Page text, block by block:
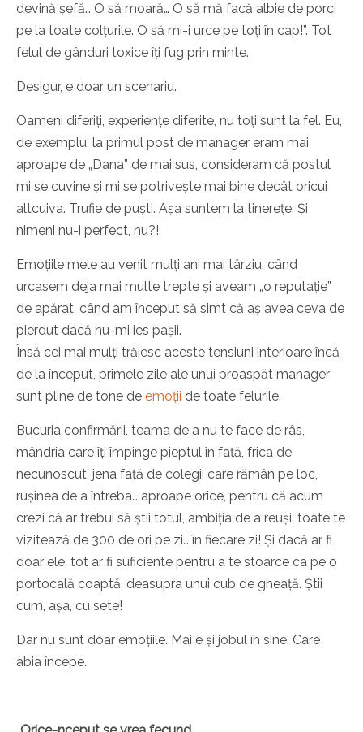
devină șefă… O să moară… O să mă facă albie de porci
pe la toate colțurile. O să mi-i urce pe toți în cap!”. Tot
felul de gânduri toxice îți fug prin minte.
Desigur, e doar un scenariu.
Oameni diferiți, experiențe diferite, nu toți sunt la fel. Eu,
de exemplu, la primul post de manager eram mai
aproape de „Dana” de mai sus, consideram că postul
mi se cuvine și mi se potrivește mai bine decât oricui
altcuiva. Trufie de puști. Așa suntem la tinerețe. Și
nimeni nu-i perfect, nu?!
Emoțiile mele au venit mulți ani mai târziu, când
urcasem deja mai multe trepte și aveam „o reputație”
de apărat, când am început să simt că aș avea ceva de
pierdut dacă nu-mi ies pașii.
Însă cei mai mulți trăiesc aceste tensiuni interioare încă
de la început, primele zile ale unui proaspăt manager
sunt pline de tone de emoții de toate felurile.
Bucuria confirmării, teama de a nu te face de râs,
mândria care îți împinge pieptul în față, frica de
necunoscut, jena față de colegii care rămân pe loc,
rușinea de a întreba… aproape orice, pentru că acum
crezi că ar trebui să știi totul, ambiția de a reuși, toate te
vizitează de 300 de ori pe zi… în fiecare zi! Și dacă ar fi
doar ele, tot ar fi suficiente pentru a te stoarce ca pe o
portocală coaptă, deasupra unui cub de gheață. Știi
cum, așa, cu sete!
Dar nu sunt doar emoțiile. Mai e și jobul în sine. Care
abia începe.